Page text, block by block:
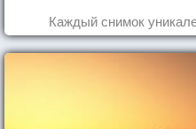
Каждый снимок